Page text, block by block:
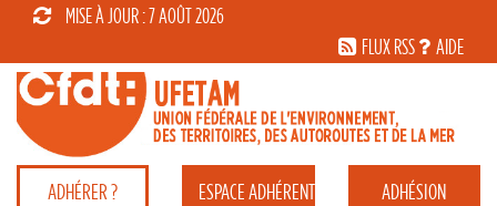
MISE À JOUR : 7 AOÛT 2026
FLUX RSS
AIDE
ADHÉRER ? ESPACEADHÉRENT ADHÉSION